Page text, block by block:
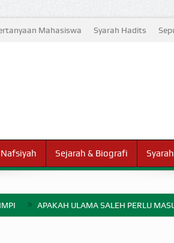
Mahasiswa Syarah Hadits
Nafsiyah Sejarah & Biografi
APAKAH ULAMA SALEH PERLU